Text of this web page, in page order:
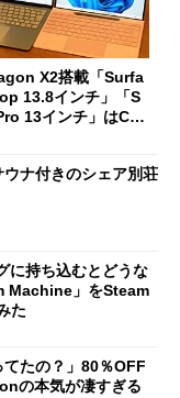
X2搭載「Surfa
13.8インチ」「S
13インチ」はCop
ナ付きのシェア別荘
に持ち込むとどうな
Machine」をSteam
た
てたの？」80％OFF
の本気が凄すぎる